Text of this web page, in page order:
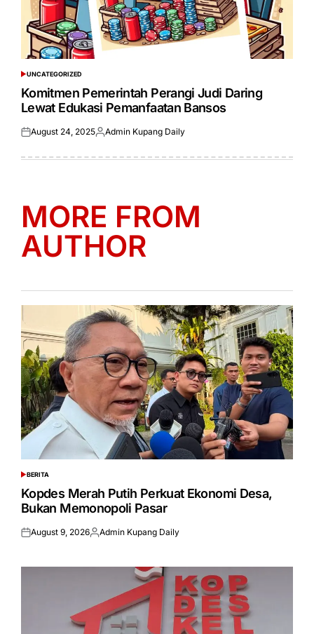
POSTED
IN
UNCATEGORIZED
Komitmen Pemerintah Perangi Judi Daring
Lewat Edukasi Pemanfaatan Bansos
Posted
August 24, 2025Posted
Admin Kupang Daily
MORE FROM
AUTHOR
POSTED
IN
BERITA
Kopdes Merah Putih Perkuat Ekonomi Desa,
Bukan Memonopoli Pasar
Posted
August 9, 2026Posted
Admin Kupang Daily